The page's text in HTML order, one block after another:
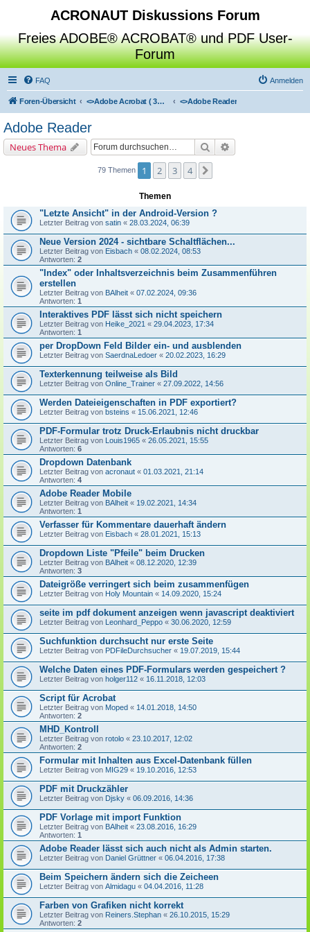
ACRONAUT Diskussions Forum
Freies ADOBE® ACROBAT® und PDF User-
Forum
FAQ Anmelden
Foren-Übersicht <>Adobe Acrobat ( 3D / Professional / Standard / Reader / Distiller ) <>Adobe Reader
Adobe Reader
Neues Thema Suche
79 Themen 1 2 3 4
Themen
"Letzte Ansicht" in der Android-Version ?
Letzter Beitrag von satin « 28.03.2024, 06:39
Neue Version 2024 - sichtbare Schaltflächen...
Letzter Beitrag von Eisbach « 08.02.2024, 08:53
Antworten: 2
"Index" oder Inhaltsverzeichnis beim Zusammenführen
erstellen
Letzter Beitrag von BAlheit « 07.02.2024, 09:36
Antworten: 1
Interaktives PDF lässt sich nicht speichern
Letzter Beitrag von Heike_2021 « 29.04.2023, 17:34
Antworten: 1
per DropDown Feld Bilder ein- und ausblenden
Letzter Beitrag von SaerdnaLedoer « 20.02.2023, 16:29
Texterkennung teilweise als Bild
Letzter Beitrag von Online_Trainer « 27.09.2022, 14:56
Werden Dateieigenschaften in PDF exportiert?
Letzter Beitrag von bsteins « 15.06.2021, 12:46
PDF-Formular trotz Druck-Erlaubnis nicht druckbar
Letzter Beitrag von Louis1965 « 26.05.2021, 15:55
Antworten: 6
Dropdown Datenbank
Letzter Beitrag von acronaut « 01.03.2021, 21:14
Antworten: 4
Adobe Reader Mobile
Letzter Beitrag von BAlheit « 19.02.2021, 14:34
Antworten: 1
Verfasser für Kommentare dauerhaft ändern
Letzter Beitrag von Eisbach « 28.01.2021, 15:13
Dropdown Liste "Pfeile" beim Drucken
Letzter Beitrag von BAlheit « 08.12.2020, 12:39
Antworten: 3
Dateigröße verringert sich beim zusammenfügen
Letzter Beitrag von Holy Mountain « 14.09.2020, 15:24
seite im pdf dokument anzeigen wenn javascript deaktiviert
Letzter Beitrag von Leonhard_Peppo « 30.06.2020, 12:59
Suchfunktion durchsucht nur erste Seite
Letzter Beitrag von PDFileDurchsucher « 19.07.2019, 15:44
Welche Daten eines PDF-Formulars werden gespeichert ?
Letzter Beitrag von holger112 « 16.11.2018, 12:03
Script für Acrobat
Letzter Beitrag von Moped « 14.01.2018, 14:50
Antworten: 2
MHD_Kontroll
Letzter Beitrag von rotolo « 23.10.2017, 12:02
Antworten: 2
Formular mit Inhalten aus Excel-Datenbank füllen
Letzter Beitrag von MIG29 « 19.10.2016, 12:53
PDF mit Druckzähler
Letzter Beitrag von Djsky « 06.09.2016, 14:36
PDF Vorlage mit import Funktion
Letzter Beitrag von BAlheit « 23.08.2016, 16:29
Antworten: 1
Adobe Reader lässt sich auch nicht als Admin starten.
Letzter Beitrag von Daniel Grüttner « 06.04.2016, 17:38
Beim Speichern ändern sich die Zeicheen
Letzter Beitrag von Almidagu « 04.04.2016, 11:28
Farben von Grafiken nicht korrekt
Letzter Beitrag von Reiners.Stephan « 26.10.2015, 15:29
Antworten: 2